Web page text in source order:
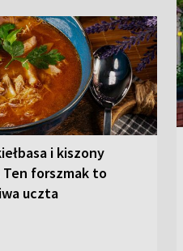
i kiszony
Ten forszmak to
uczta